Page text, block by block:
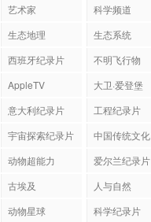
艺术家
科学频道
生态地理
生态系统
西班牙纪录片
不明飞行物
AppleTV
大卫·爱登堡
意大利纪录片
工程纪录片
宇宙探索纪录片
中国传统文化
动物超能力
爱尔兰纪录片
古埃及
人与自然
动物星球
科学纪录片